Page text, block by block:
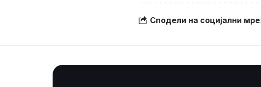
Сподели на социјални